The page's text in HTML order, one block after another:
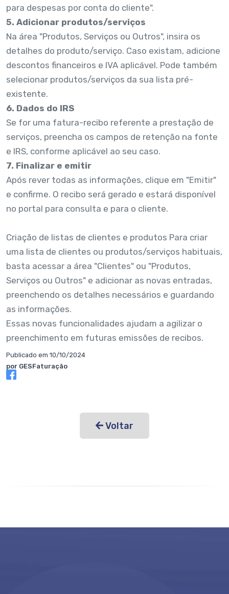
para despesas por conta do cliente".
5. Adicionar produtos/serviços
Na área "Produtos, Serviços ou Outros", insira os
detalhes do produto/serviço. Caso existam, adicione
descontos financeiros e IVA aplicável. Pode também
selecionar produtos/serviços da sua lista pré-
existente.
6. Dados do IRS
Se for uma fatura-recibo referente a prestação de
serviços, preencha os campos de retenção na fonte
e IRS, conforme aplicável ao seu caso.
7. Finalizar e emitir
Após rever todas as informações, clique em "Emitir"
e confirme. O recibo será gerado e estará disponível
no portal para consulta e para o cliente.
Criação de listas de clientes e produtos Para criar
uma lista de clientes ou produtos/serviços habituais,
basta acessar a área "Clientes" ou "Produtos,
Serviços ou Outros" e adicionar as novas entradas,
preenchendo os detalhes necessários e guardando
as informações.
Essas novas funcionalidades ajudam a agilizar o
preenchimento em futuras emissões de recibos.
Publicado em 10/10/2024
por GESFaturação
Voltar